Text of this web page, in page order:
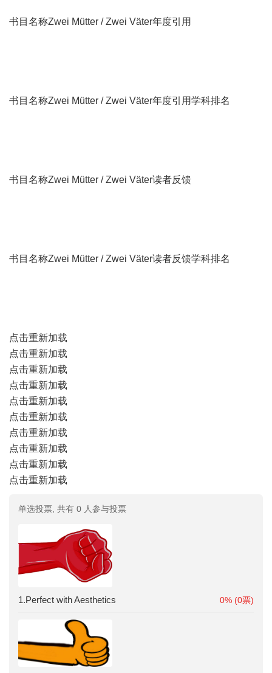
书目名称Zwei Mütter / Zwei Väter年度引用
书目名称Zwei Mütter / Zwei Väter年度引用学科排名
书目名称Zwei Mütter / Zwei Väter读者反馈
书目名称Zwei Mütter / Zwei Väter读者反馈学科排名
点击重新加载
点击重新加载
点击重新加载
点击重新加载
点击重新加载
点击重新加载
点击重新加载
点击重新加载
点击重新加载
点击重新加载
单选投票, 共有 0 人参与投票
1.Perfect with Aesthetics 0% (0票)